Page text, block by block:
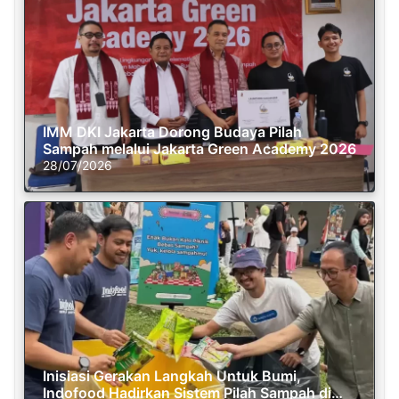
IMM DKI Jakarta Dorong Budaya Pilah
Sampah melalui Jakarta Green Academy 2026
28/07/2026
Inisiasi Gerakan Langkah Untuk Bumi,
Indofood Hadirkan Sistem Pilah Sampah di